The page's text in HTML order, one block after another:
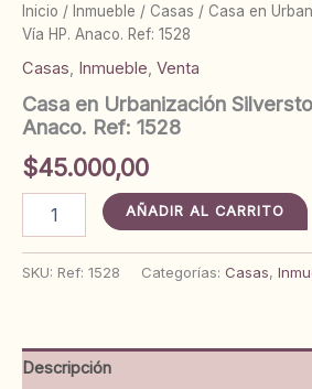
Inicio / Inmueble / Casas / Casa en
Vía HP. Anaco. Ref: 1528
Casas, Inmueble, Venta
Casa en Urbanización
Anaco. Ref: 1528
$45.000,00
Silverstone.
Ref:
1528
AÑADIR AL CARRITO
SKU: Ref: 1528 Categorías: Casas,
Descripción